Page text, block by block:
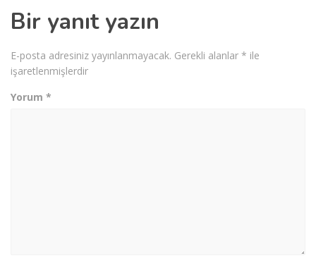
Bir yanıt yazın
E-posta adresiniz yayınlanmayacak. Gerekli alanlar * ile
işaretlenmişlerdir
Yorum *